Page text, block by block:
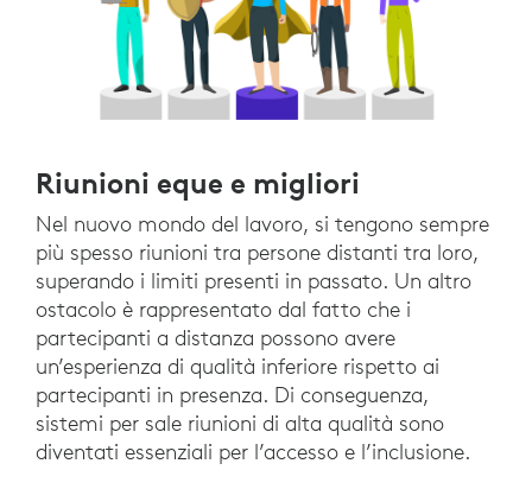
Riunioni eque e migliori
Nel nuovo mondo del lavoro, si tengono sempre
più spesso riunioni tra persone distanti tra loro,
superando i limiti presenti in passato. Un altro
ostacolo è rappresentato dal fatto che i
partecipanti a distanza possono avere
un’esperienza di qualità inferiore rispetto ai
partecipanti in presenza. Di conseguenza,
sistemi per sale riunioni di alta qualità sono
diventati essenziali per l’accesso e l’inclusione.